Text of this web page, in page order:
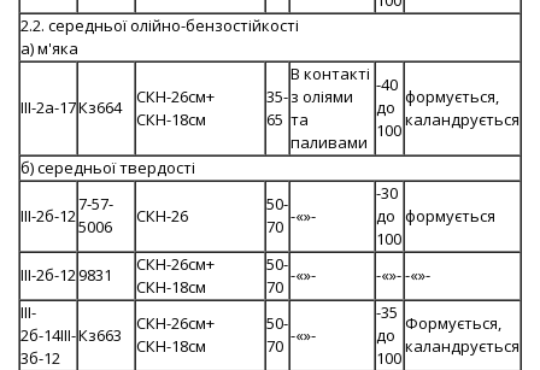
2.2. середньої олійно-бензостійкості
а) м'яка
III-2а-17Кз664
СКН-26см+
СКН-18см
35-
65
В контакті
з оліями
та
паливами
-40
до
100
формується,
каландрується
б) середньої твердості
III-2б-12
7-57-
5006
СКН-26
50-
70 -«»-
-30
до
100
формується
III-2б-129831
СКН-26см+
СКН-18см
50-
70
-«»- -«»--«»-
III-
2б-14III-
3б-12
Кз663
СКН-26см+
СКН-18см
50-
70 -«»-
-35
до
100
Формується,
каландрується